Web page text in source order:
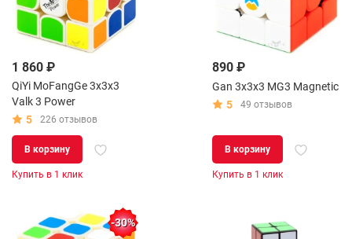
1 860 ₽
QiYi MoFangGe 3x3x3
Valk 3 Power
5
226 отзывов
В корзину
Купить в 1 клик
890 ₽
Gan 3x3x3 MG3 Magnetic
5
49 отзывов
В корзину
Купить в 1 клик
-30%